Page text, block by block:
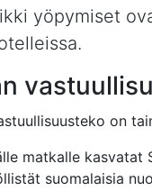
yöpymiset
matkalle kasvatat
suomalaisia